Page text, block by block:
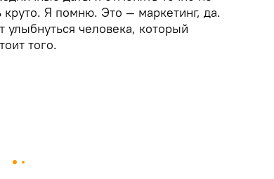
Я помню. Это — маркетинг, да.
улыбнуться человека, который
того.